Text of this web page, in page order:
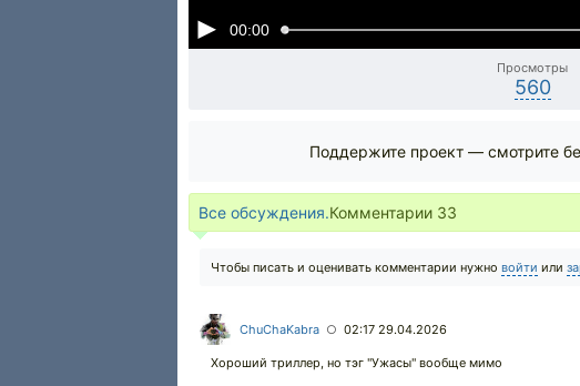
00:00
Просмотры
560
Поддержите проект — смотрите
Все обсуждения.Комментарии 33
Чтобы писать и оценивать комментарии нужно войти или
ChuChaKabra ○ 02:17 29.04.2026
Хороший триллер, но тэг "Ужасы" вообще мимо